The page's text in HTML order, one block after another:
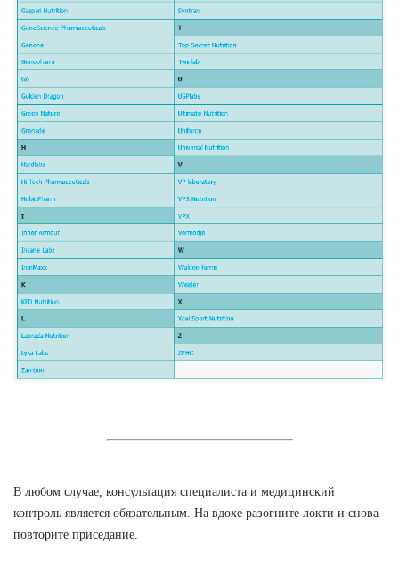
В любом случае, консультация специалиста и медицинский
контроль является обязательным. На вдохе разогните локти и снова
повторите приседание.